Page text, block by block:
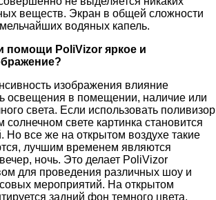
веществ. Экран в общей сложности
мельчайших водяных капель.
помощи PoliVizor яркое и
изображения влияние
освещения в помещении, наличие или
света. Если использовать поливизор
солнечном свете картинка становится
Но все же на открытом воздухе такие
лучшим временем являются
ночь. Это делает PoliVizor
для проведения различных шоу и
мероприятий. На открытом
задний фон темного цвета,